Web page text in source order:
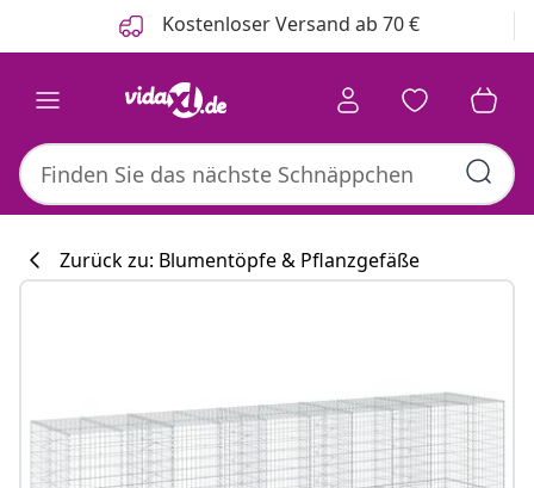
Kostenloser Versand ab 70 €
Zurück zu: Blumentöpfe & Pflanzgefäße